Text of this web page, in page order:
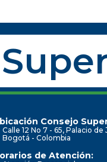
Consejo
Calle 12 No 7 - 65, Palacio
Bogotá - Colombia
de Atención: